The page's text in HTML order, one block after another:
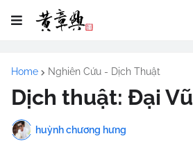
Home Nghiên Cứu - Dịch Thuật
Dịch thuật: Đại
huỳnh chương hưng